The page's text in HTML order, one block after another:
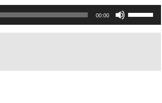
00:00
Utilisez
les
augmenter